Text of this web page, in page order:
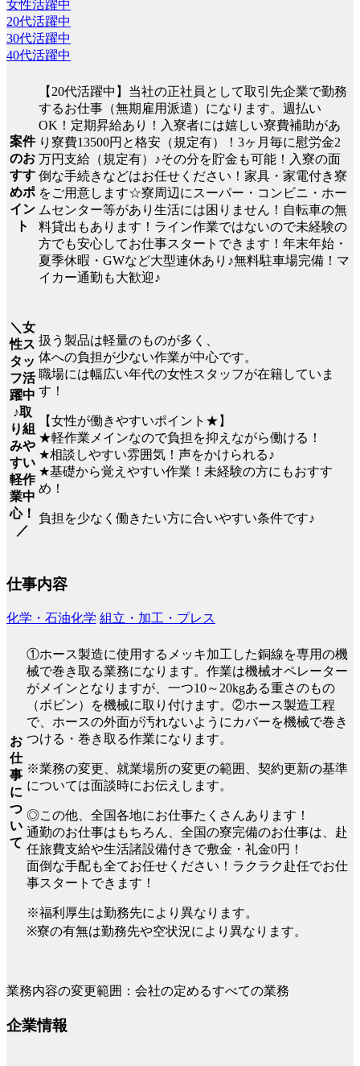
女性活躍中
20代活躍中
30代活躍中
40代活躍中
案件
のお
すす
めポ
イン
ト
【20代活躍中】当社の正社員として取引先企業で勤務
するお仕事（無期雇用派遣）になります。週払い
OK！定期昇給あり！入寮者には嬉しい寮費補助があ
り寮費13500円と格安（規定有）！3ヶ月毎に慰労金2
万円支給（規定有）♪その分を貯金も可能！入寮の面
倒な手続きなどはお任せください！家具・家電付き寮
をご用意します☆寮周辺にスーパー・コンビニ・ホー
ムセンター等があり生活には困りません！自転車の無
料貸出もあります！ライン作業ではないので未経験の
方でも安心してお仕事スタートできます！年末年始・
夏季休暇・GWなど大型連休あり♪無料駐車場完備！マ
イカー通勤も大歓迎♪
＼女
性ス
タッ
フ活
躍中
♪取
り組
みや
すい
軽作
業中
心！
／
扱う製品は軽量のものが多く、
体への負担が少ない作業が中心です。
職場には幅広い年代の女性スタッフが在籍していま
す！
【女性が働きやすいポイント★】
★軽作業メインなので負担を抑えながら働ける！
★相談しやすい雰囲気！声をかけられる♪
★基礎から覚えやすい作業！未経験の方にもおすす
め！
負担を少なく働きたい方に合いやすい条件です♪
仕事内容
化学・石油化学 組立・加工・プレス
お
仕
事
に
つ
い
て
①ホース製造に使用するメッキ加工した銅線を専用の機
械で巻き取る業務になります。作業は機械オペレーター
がメインとなりますが、一つ10～20kgある重さのもの
（ボビン）を機械に取り付けます。②ホース製造工程
で、ホースの外面が汚れないようにカバーを機械で巻き
つける・巻き取る作業になります。
※業務の変更、就業場所の変更の範囲、契約更新の基準
については面談時にお伝えします。
◎この他、全国各地にお仕事たくさんあります！
通勤のお仕事はもちろん、全国の寮完備のお仕事は、赴
任旅費支給や生活諸設備付きで敷金・礼金0円！
面倒な手配も全てお任せください！ラクラク赴任でお仕
事スタートできます！
※福利厚生は勤務先により異なります。
※寮の有無は勤務先や空状況により異なります。
業務内容の変更範囲：会社の定めるすべての業務
企業情報